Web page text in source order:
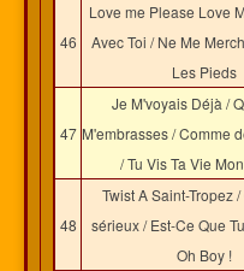
46
Love me Please Love
Avec Toi / Ne Me
Les Pieds
47
Je M'voyais Déjà /
M'embrasses / Comme
/ Tu Vis Ta Vie
48
Twist A Saint-Tropez
sérieux / Est-Ce Que
Oh Boy !